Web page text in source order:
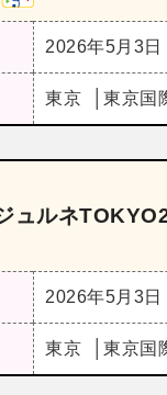
2026年5月3日
東京 東京国
ュルネ
2026年5月3日
東京 東京国